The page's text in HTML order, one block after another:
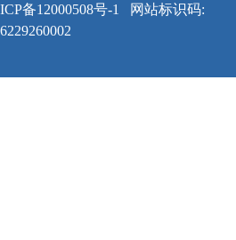
ICP备12000508号-1
网站标识码:
6229260002